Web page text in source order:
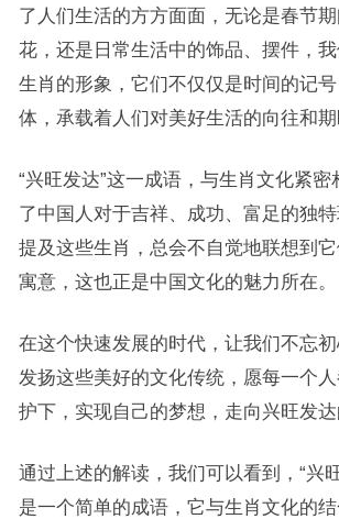
了人们生活的方方面面，无论是春节
花，还是日常生活中的饰品、摆件，
生肖的形象，它们不仅仅是时间的记
体，承载着人们对美好生活的向往和期
“兴旺发达”这一成语，与生肖文化紧
了中国人对于吉祥、成功、富足的独
提及这些生肖，总会不自觉地联想到
寓意，这也正是中国文化的魅力所在。
在这个快速发展的时代，让我们不忘
发扬这些美好的文化传统，愿每一个
护下，实现自己的梦想，走向兴旺发达
通过上述的解读，我们可以看到，“兴
是一个简单的成语，它与生肖文化的